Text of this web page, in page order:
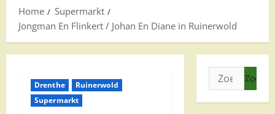
Home
Supermarkt
Jongman En Flinkert / Johan En Diane in Ruinerwold
Drenthe
Ruinerwold
Supermarkt
Zoeken
naar: